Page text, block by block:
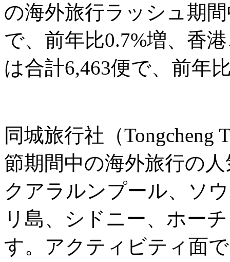
の海外旅行ラッシュ期
で、前年比0.7%増、香
は合計6,463便で、前年
同城旅行社（
節期間中の海外旅行の
クアラルンプール、ソ
リ島、シドニー、ホー
す。アクティビティ面